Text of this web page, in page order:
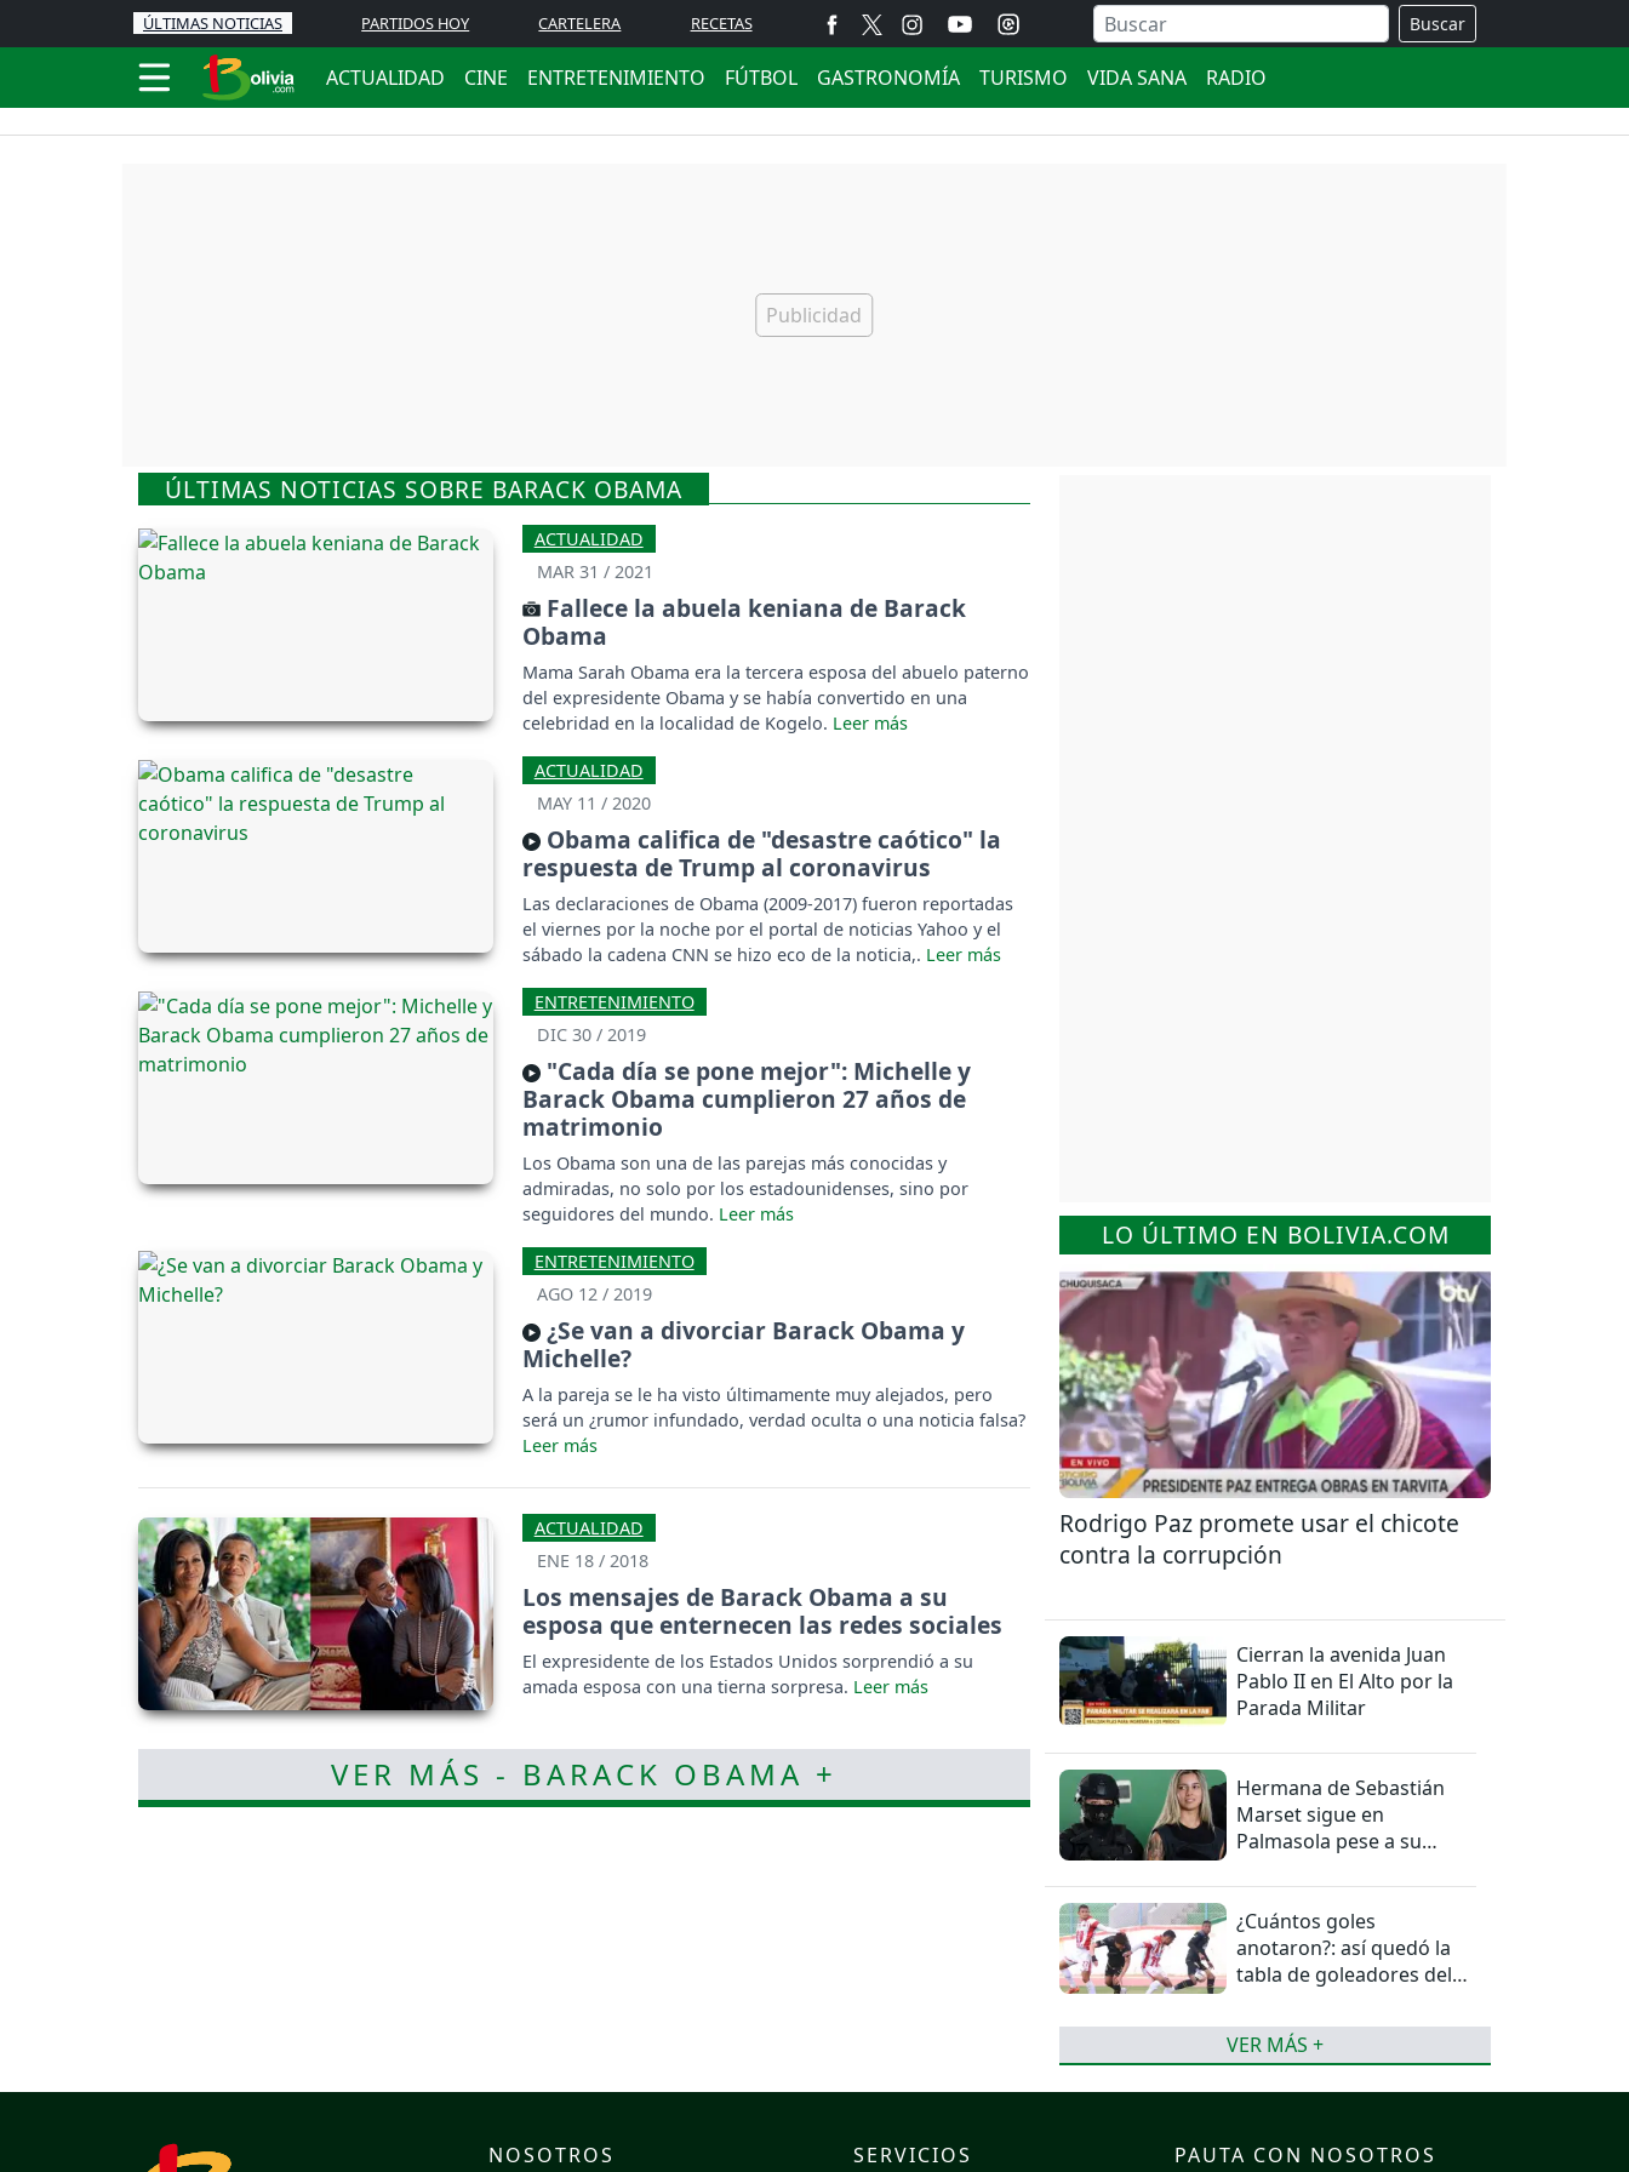
ÚLTIMAS NOTICIAS PARTIDOS HOY CARTELERA RECETAS Buscar
ACTUALIDAD CINE ENTRETENIMIENTO FÚTBOL GASTRONOMÍA TURISMO VIDA SANA RADIO
ÚLTIMAS NOTICIAS SOBRE BARACK OBAMA
ACTUALIDAD
MAR 31 / 2021
Fallece la abuela keniana de Barack
Obama
Mama Sarah Obama era la tercera esposa del abuelo paterno
del expresidente Obama y se había convertido en una
celebridad en la localidad de Kogelo.
ACTUALIDAD
MAY 11 / 2020
Obama califica de "desastre caótico" la
respuesta de Trump al coronavirus
Las declaraciones de Obama (2009-2017) fueron reportadas
el viernes por la noche por el portal de noticias Yahoo y el
sábado la cadena CNN se hizo eco de la noticia,.
ENTRETENIMIENTO
DIC 30 / 2019
"Cada día se pone mejor": Michelle y
Barack Obama cumplieron 27 años de
matrimonio
Los Obama son una de las parejas más conocidas y
admiradas, no solo por los estadounidenses, sino por
seguidores del mundo.
ENTRETENIMIENTO
AGO 12 / 2019
¿Se van a divorciar Barack Obama y
Michelle?
A la pareja se le ha visto últimamente muy alejados, pero
será un ¿rumor infundado, verdad oculta o una noticia falsa?
ACTUALIDAD
ENE 18 / 2018
Los mensajes de Barack Obama a su
esposa que enternecen las redes sociales
El expresidente de los Estados Unidos sorprendió a su
amada esposa con una tierna sorpresa.
VER MÁS - BARACK OBAMA +
LO ÚLTIMO EN BOLIVIA.COM
Rodrigo Paz promete usar el chicote
contra la corrupción
Cierran la avenida Juan
Pablo II en El Alto por la
Parada Militar
Hermana de Sebastián
Marset sigue en
Palmasola pese a su
¿Cuántos goles
anotaron?: así quedó la
tabla de goleadores del
VER MÁS +
NOSOTROS SERVICIOS PAUTA CON NOSOTROS